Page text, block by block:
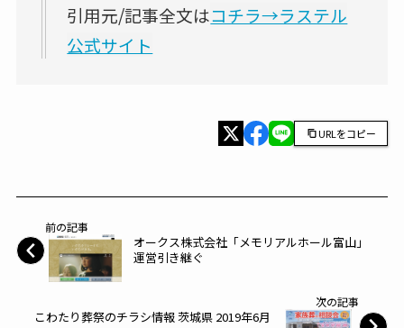
引用元/記事全文はコチラ→ラステル
公式サイト
URLをコピー
前の記事
オークス株式会社「メモリアルホール富山」
運営引き継ぐ
次の記事
こわたり葬祭のチラシ情報 茨城県 2019年6月